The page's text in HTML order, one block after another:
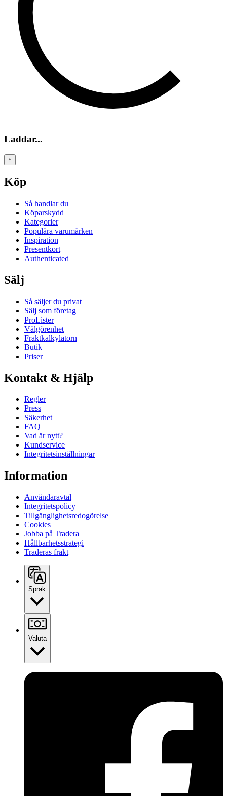
Laddar...
↑
Köp
Så handlar du
Köparskydd
Kategorier
Populära varumärken
Inspiration
Presentkort
Authenticated
Sälj
Så säljer du privat
Sälj som företag
ProLister
Välgörenhet
Fraktkalkylatorn
Butik
Priser
Kontakt & Hjälp
Regler
Press
Säkerhet
FAQ
Vad är nytt?
Kundservice
Integritetsinställningar
Information
Användaravtal
Integritetspolicy
Tillgänglighetsredogörelse
Cookies
Jobba på Tradera
Hållbarhetsstrategi
Traderas frakt
Språk
Valuta